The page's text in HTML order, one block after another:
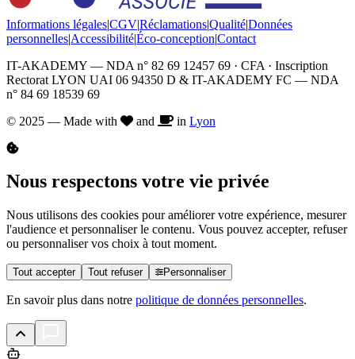
Informations légales|CGV|Réclamations|Qualité|Données
personnelles|Accessibilité|Éco-conception|Contact
IT-AKADEMY — NDA n° 82 69 12457 69 · CFA · Inscription
Rectorat LYON UAI 06 94350 D & IT-AKADEMY FC — NDA
n° 84 69 18539 69
© 2025 — Made with
and in Lyon
Nous respectons votre vie privée
Nous utilisons des cookies pour améliorer votre expérience, mesurer
l'audience et personnaliser le contenu. Vous pouvez accepter, refuser
ou personnaliser vos choix à tout moment.
Tout accepter Tout refuser Personnaliser
En savoir plus dans notre politique de données personnelles.